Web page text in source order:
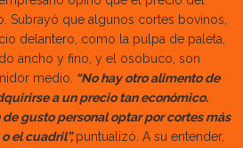
Subrayó que algunos cortes bovinos,
delantero, como la pulpa de paleta,
ancho y fino, y el osobuco, son
medio. “No hay otro alimento de
a un precio tan económico.
gusto personal optar por cortes más
el cuadril”,puntualizó. A su entender,